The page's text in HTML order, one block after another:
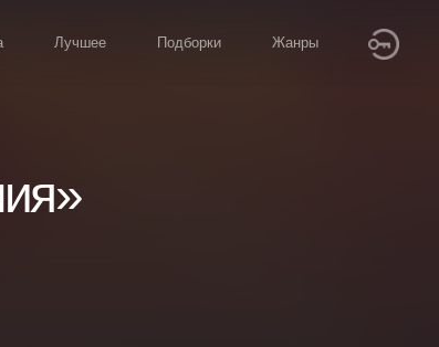
Лучшее Подборки Жанры